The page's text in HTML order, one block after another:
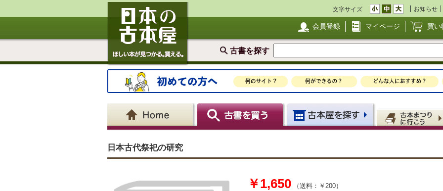
文字サイズ お知らせ
会員登録 マイページ 買い
古書を探す
日本古代祭祀の研究
￥1,650 （送料：￥200）